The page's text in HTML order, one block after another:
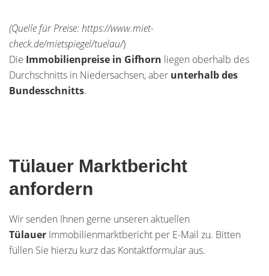
(Quelle für Preise: https://www.miet-
check.de/mietspiegel/tuelau/)
Die Immobilienpreise in Gifhorn liegen oberhalb des
Durchschnitts in Niedersachsen, aber unterhalb des
Bundesschnitts.
Tülauer Marktbericht
anfordern
Wir senden Ihnen gerne unseren aktuellen
Tülauer Immobilienmarktbericht per E-Mail zu. Bitten
füllen Sie hierzu kurz das Kontaktformular aus.